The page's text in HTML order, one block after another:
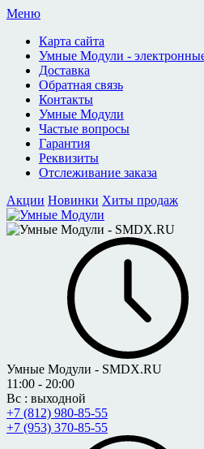
Меню
Карта сайта
Умные Модули -
Доставка
Обратная связь
Контакты
Умные Модули
Частые вопросы
Гарантия
Реквизиты
Отслеживание заказа
Акции Новинки Хиты продаж
Умные Модули - SMDX.RU
11:00 - 20:00
Вс : выходной
+7 (812) 980-85-55
+7 (953) 370-85-55